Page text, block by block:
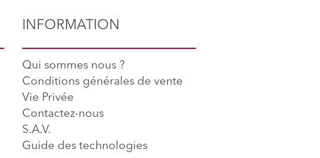
INFORMATION
Qui sommes nous ?
Conditions générales de vente
Vie Privée
Contactez-nous
S.A.V.
Guide des technologies